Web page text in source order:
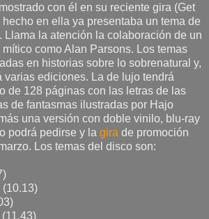
con él en su reciente gira (Get
en ella ya presentaba un tema de
Llama la atención la colaboración de un
como Alan Parsons. Los temas
en historias sobre lo sobrenatural y,
varias ediciones. La de lujo tendrá
de 128 páginas con las letras de las
de fantasmas ilustradas por Hajo
una versión con doble vinilo, blu-ray
podrá pedirse y la gira de promoción
Los temas del disco son: